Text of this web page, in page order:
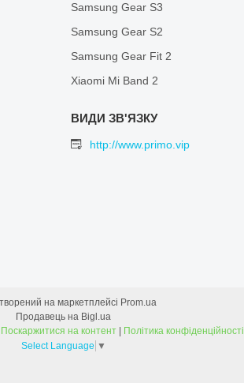
Samsung Gear S3
Samsung Gear S2
Samsung Gear Fit 2
Xiaomi Mi Band 2
http://www.primo.vip
на маркетплейсі Prom.ua
Продавець на Bigl.ua
Поскаржитися на контент | Політика конфіденційності
Select Language ▼